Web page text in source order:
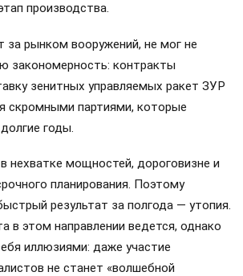
производства.
за рынком вооружений, не мог не
закономерность: контракты
зенитных управляемых ракет ЗУР
скромными партиями, которые
годы.
нехватке мощностей, дороговизне и
планирования. Поэтому
результат за полгода — утопия.
в этом направлении ведется, однако
иллюзиями: даже участие
не станет «волшебной